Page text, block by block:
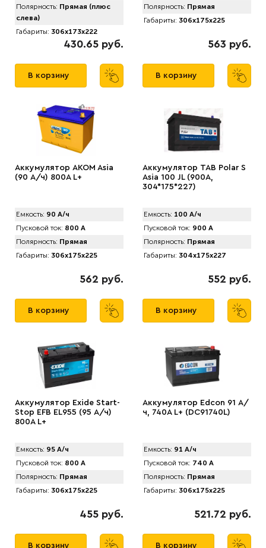
Полярность: Прямая (плюс
слева)
Габариты: 306x173x222
430.65 руб.
В корзину
Полярность: Прямая
Габариты: 306x175x225
563 руб.
В корзину
Аккумулятор AKOM Asia
(90 А/ч) 800A L+
Емкость: 90 А/ч
Пусковой ток: 800 А
Полярность: Прямая
Габариты: 306x175x225
562 руб.
В корзину
Аккумулятор TAB Pоlar S
Asia 100 JL (900A,
304*175*227)
Емкость: 100 А/ч
Пусковой ток: 900 А
Полярность: Прямая
Габариты: 304x175x227
552 руб.
В корзину
Аккумулятор Exide Start-
Stop EFB EL955 (95 А/ч)
800А L+
Емкость: 95 А/ч
Пусковой ток: 800 А
Полярность: Прямая
Габариты: 306x175x225
455 руб.
В корзину
Аккумулятор Edcon 91 А/
ч, 740A L+ (DC91740L)
Емкость: 91 А/ч
Пусковой ток: 740 А
Полярность: Прямая
Габариты: 306x175x225
521.72 руб.
В корзину